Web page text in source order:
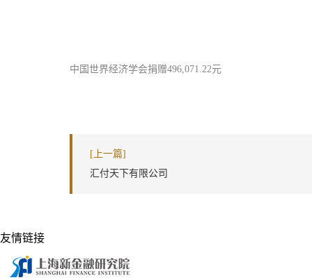
中国世界经济学会捐赠496,071.22元
[上一篇]
汇付天下有限公司
友情链接